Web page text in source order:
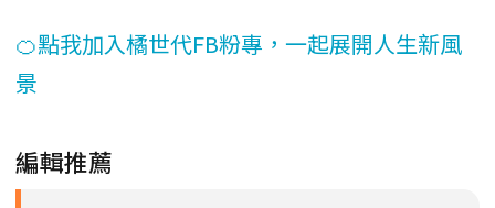
🍊點我加入橘世代FB粉專，一起展開人生新風
景
編輯推薦